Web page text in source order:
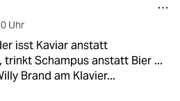
Uhr
isst Kaviar anstatt
Schampus anstatt Bier ...
Brand am Klavier...